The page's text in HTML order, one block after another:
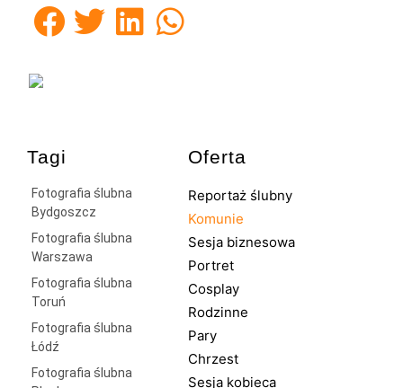
Oferta
Reportaż ślubny
Komunie
Sesja biznesowa
Portret
Cosplay
Rodzinne
Pary
Chrzest
Sesja kobieca
Tagi
Fotografia ślubna
Bydgoszcz
Fotografia ślubna
Warszawa
Fotografia ślubna
Toruń
Fotografia ślubna
Łódź
Fotografia ślubna